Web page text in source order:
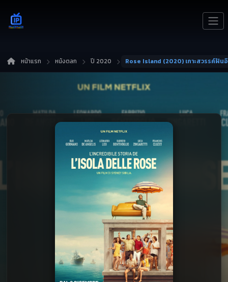
หน้าแรก หนังตลก ปี 2020